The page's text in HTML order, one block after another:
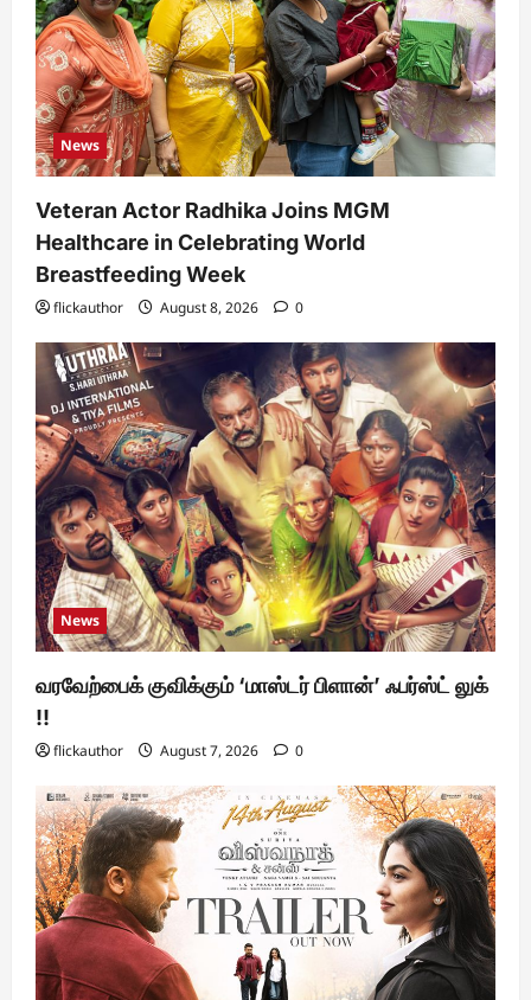
News
Veteran Actor Radhika Joins MGM
Healthcare in Celebrating World
Breastfeeding Week
flickauthor August 8, 2026 0
News
வரவேற்பைக் குவிக்கும் ‘மாஸ்டர் பிளான்’ ஃபர்ஸ்ட் லுக்
!!
flickauthor August 7, 2026 0